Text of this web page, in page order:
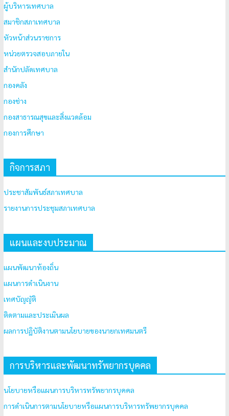
ผู้บริหารเทศบาล
สมาชิกสภาเทศบาล
หัวหน้าส่วนราชการ
หน่วยตรวจสอบภายใน
สำนักปลัดเทศบาล
กองคลัง
กองช่าง
กองสาธารณสุขและสิ่งแวดล้อม
กองการศึกษา
กิจการสภา
ประชาสัมพันธ์สภาเทศบาล
รายงานการประชุมสภาเทศบาล
แผนและงบประมาณ
แผนพัฒนาท้องถิ่น
แผนการดำเนินงาน
เทศบัญญัติ
ติดตามและประเมินผล
ผลการปฏิบัติงานตามนโยบายของนายกเทศมนตรี
การบริหารและพัฒนาทรัพยากรบุคคล
นโยบายหรือแผนการบริหารทรัพยากรบุคคล
การดำเนินการตามนโยบายหรือแผนการบริหารทรัพยากรบุคคล